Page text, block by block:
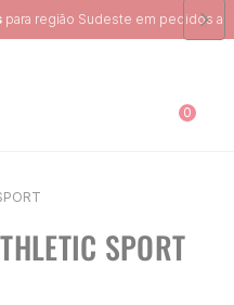
pedidos acima de R$ 399,00
0
SPORT